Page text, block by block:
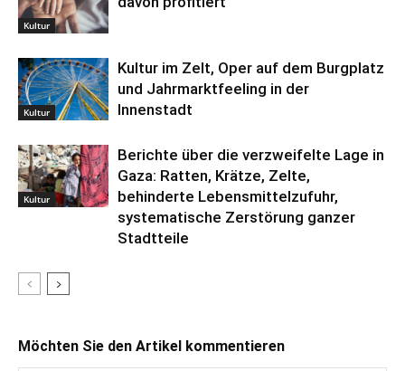
Kultur
Kultur
Kultur im Zelt, Oper auf dem Burgplatz
und Jahrmarktfeeling in der
Innenstadt
Kultur
Berichte über die verzweifelte Lage in
Gaza: Ratten, Krätze, Zelte,
behinderte Lebensmittelzufuhr,
systematische Zerstörung ganzer
Stadtteile
Möchten Sie den Artikel kommentieren